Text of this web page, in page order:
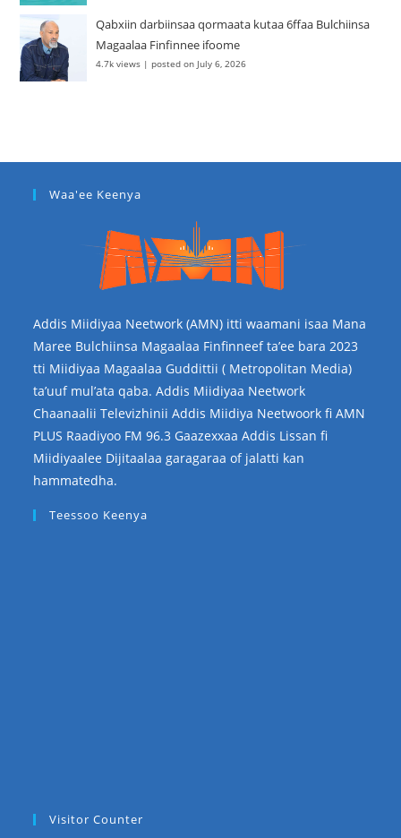
Qabxiin darbiinsaa qormaata kutaa 6ffaa Bulchiinsa
Magaalaa Finfinnee ifoome
4.7k views |posted on July 6, 2026
Waa'ee Keenya
Addis Miidiyaa Neetwork (AMN) itti waamani isaa Mana
Maree Bulchiinsa Magaalaa Finfinneef ta’ee bara 2023
tti Miidiyaa Magaalaa Guddittii ( Metropolitan Media)
ta’uuf mul’ata qaba. Addis Miidiyaa Neetwork
Chaanaalii Televizhinii Addis Miidiya Neetwoork fi AMN
PLUS Raadiyoo FM 96.3 Gaazexxaa Addis Lissan fi
Miidiyaalee Dijitaalaa garagaraa of jalatti kan
hammatedha.
Teessoo Keenya
Visitor Counter